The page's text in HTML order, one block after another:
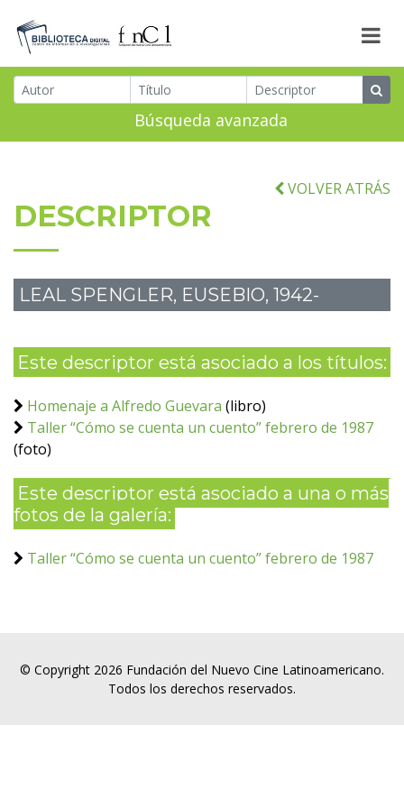
Búsqueda avanzada
VOLVER ATRÁS
DESCRIPTOR
LEAL SPENGLER, EUSEBIO, 1942-
Este descriptor está asociado a los títulos:
Homenaje a Alfredo Guevara (libro)
Taller “Cómo se cuenta un cuento” febrero de 1987
(foto)
Este descriptor está asociado a una o más
fotos de la galería:
Taller “Cómo se cuenta un cuento” febrero de 1987
© Copyright 2026 Fundación del Nuevo Cine Latinoamericano.
Todos los derechos reservados.